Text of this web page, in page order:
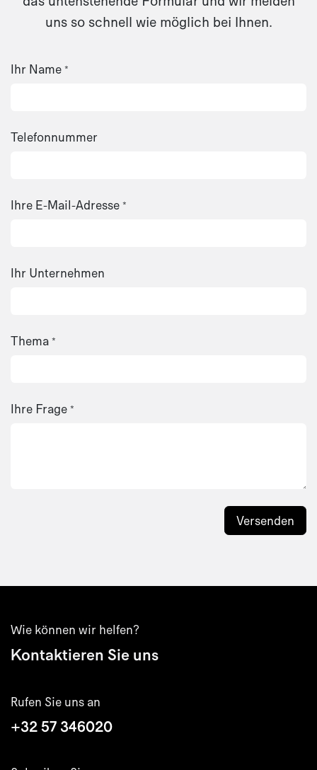
uns so schnell wie möglich bei Ihnen.​
Ihr Name *
Telefonnummer
Ihre E-Mail-Adresse *
Ihr Unternehmen
Thema *
Ihre Frage *
Versenden
Wie können wir helfen?
Kontaktieren Sie uns
Rufen Sie uns an
+32 57 346020